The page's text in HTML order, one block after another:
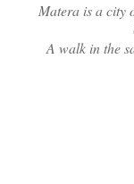
Matera is a city
A walk in the